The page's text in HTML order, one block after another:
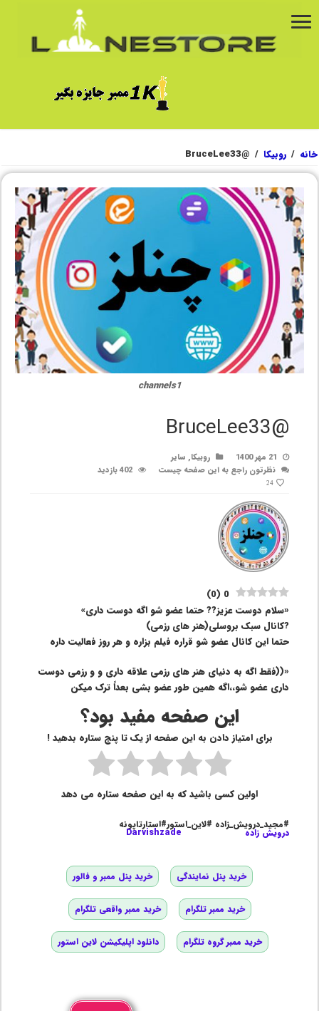
خانه / روبیکا /
@BruceLee33
channels1
@BruceLee33
21 مهر 1400 روبیکا, سایر
نظرتون راجع به این صفحه چیست
402 بازدید
24
0
(
0
)
«سلام دوست عزیز?? حتما عضو شو اگه دوست داری»
?کانال سبک بروسلی(هنر های رزمی)
حتما این کانال عضو شو قراره فیلم بزاره و هر روز فعالیت داره
«((فقط اگه به دنیای هنر های رزمی علاقه داری و و رزمی دوست
داری عضو شو،،اگه همین طور عضو بشی بعداً ترک میکن
این صفحه مفید بود؟
برای امتیاز دادن به این صفحه از یک تا پنج ستاره بدهید !
اولین کسی باشید که به این صفحه ستاره می دهد
#مجید_درویش_زاده #لاین_استور#استارتاپونه
درویش زاده Darvishzade
خرید پنل نمایندگی خرید پنل ممبر و فالور
خرید ممبر تلگرام خرید ممبر واقعی تلگرام
خرید ممبر گروه تلگرام دانلود اپلیکیشن لاین استور